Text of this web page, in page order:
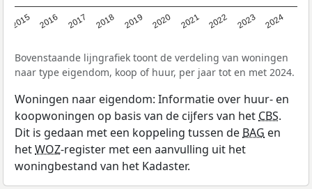
2015 2016 2017 2018 2019 2020 2021 2022 2023 2024
Bovenstaande lijngrafiek toont de verdeling van woningen
naar type eigendom, koop of huur, per jaar tot en met 2024.
Woningen naar eigendom: Informatie over huur- en
koopwoningen op basis van de cijfers van hetCBS.
Dit is gedaan met een koppeling tussen deBAG en
hetWOZ-register met een aanvulling uit het
woningbestand van het Kadaster.